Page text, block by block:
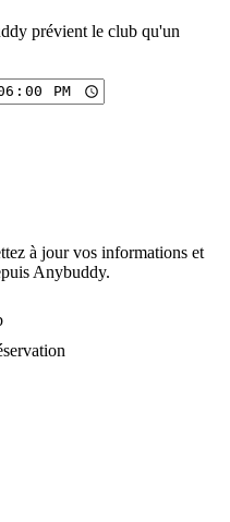
prévient le club qu'un
à jour vos informations et
Anybuddy.